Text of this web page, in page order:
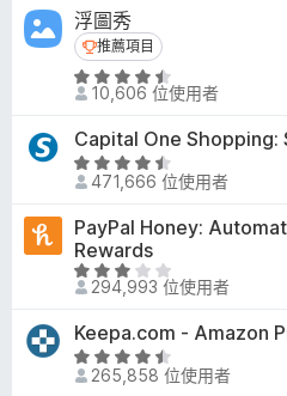
滿
分
5
分
4
.
6
分
滿
分
5
浮圖秀
推薦項目
推薦項目
評
價
4
.
6
，
滿
分
分
10,606 位使用者
Capital One Shopping:
評
價
4
.
3
分
滿
分
471,666 位使用者
PayPal Honey:
Rewards
評
價
2
.
9
294,993 位使用者
Keepa.com - Amazon
評
價 265,858 位使用者